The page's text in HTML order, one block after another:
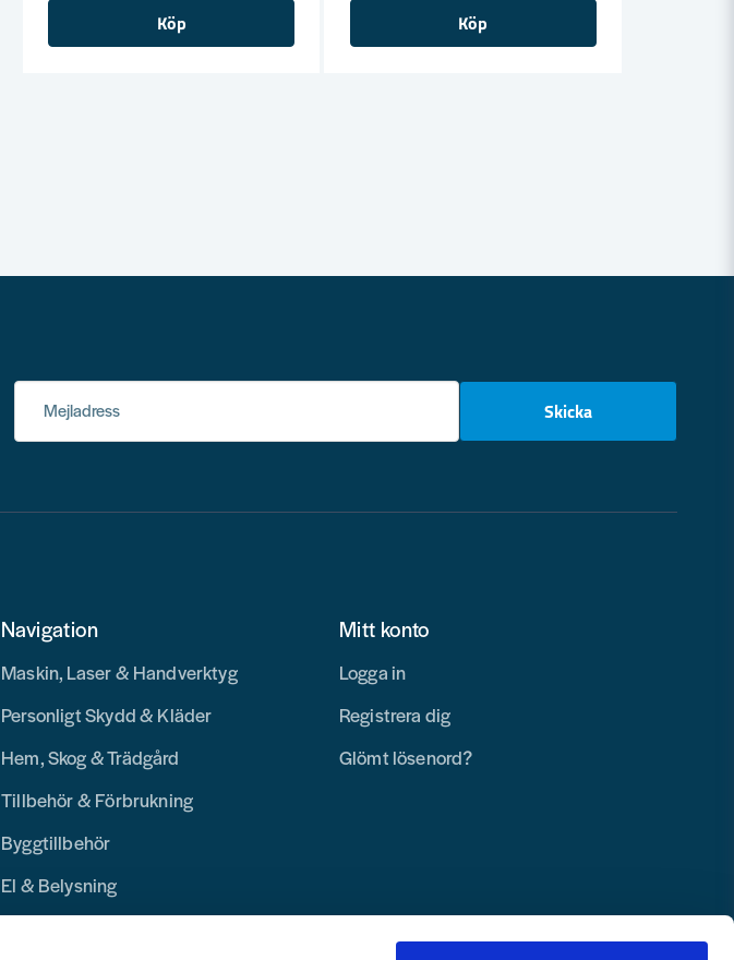
Köp Köp
Mejladress Skicka
Navigation
Maskin, Laser & Handverktyg
Personligt Skydd & Kläder
Hem, Skog & Trädgård
Tillbehör & Förbrukning
Byggtillbehör
El & Belysning
Mitt konto
Logga in
Registrera dig
Glömt lösenord?